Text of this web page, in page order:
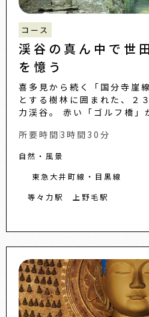
コース
渓谷の真ん中で世
を憶う
喜多見から続く「国分寺崖
とする樹林に囲まれた、２
力渓谷。 赤い「ゴルフ橋」から降りると、ここが
す。崖面からは古...
所要時間 3時間30分
自然・風景
東急大井町線・目黒線
等々力駅
上野毛駅